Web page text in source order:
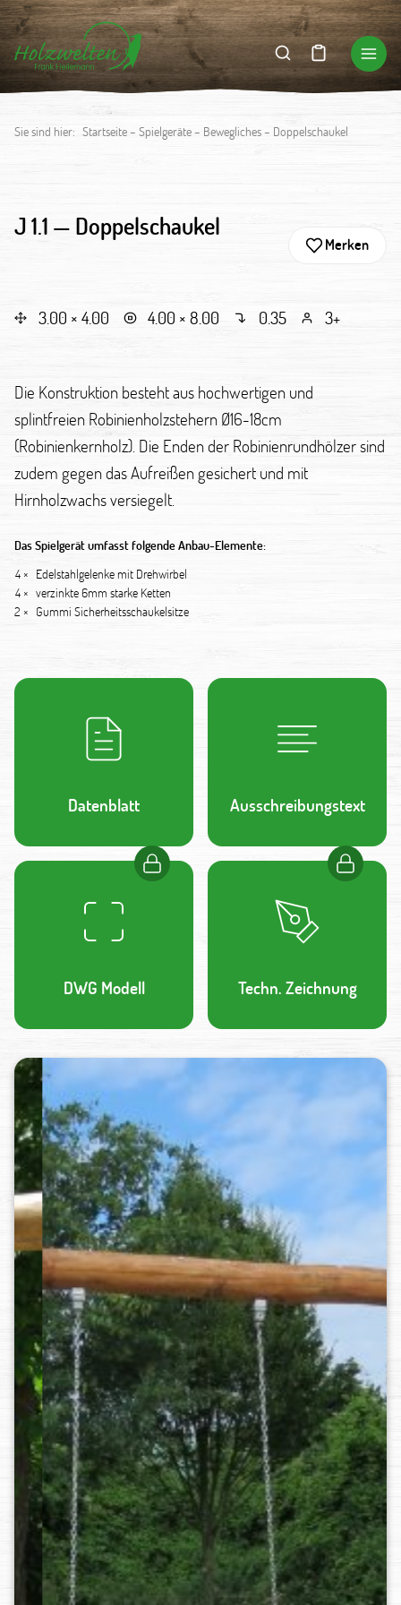
Sie sind hier: Startseite– Spielgeräte– Bewegliches– Doppelschaukel
J 1.1 — Doppelschaukel
Merken
3.00 × 4.00 4.00 × 8.00 0.35 3+
Die Konstruktion besteht aus hochwertigen und
splintfreien Robinienholzstehern Ø16-18cm
(Robinienkernholz). Die Enden der Robinienrundhölzer sind
zudem gegen das Aufreißen gesichert und mit
Hirnholzwachs versiegelt.
Das Spielgerät umfasst folgende Anbau-Elemente:
4 × Edelstahlgelenke mit Drehwirbel
4 × verzinkte 6mm starke Ketten
2 × Gummi Sicherheitsschaukelsitze
Datenblatt Ausschreibungstext
DWG Modell Techn. Zeichnung